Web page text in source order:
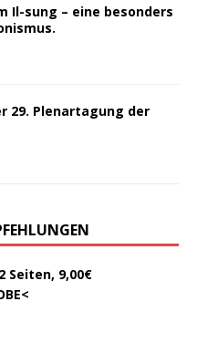
Il-sung – eine besonders
29. Plenartagung der
Seiten, 9,00€
<